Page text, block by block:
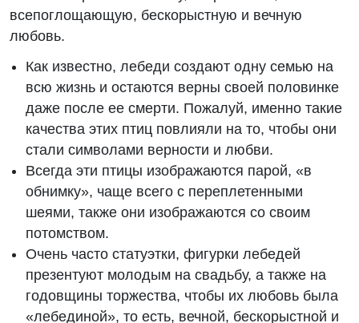
всепоглощающую, бескорыстную и вечную
любовь.
Как известно, лебеди создают одну семью на
всю жизнь и остаются верны своей половинке
даже после ее смерти. Пожалуй, именно такие
качества этих птиц повлияли на то, чтобы они
стали символами верности и любви.
Всегда эти птицы изображаются парой, «в
обнимку», чаще всего с переплетенными
шеями, также они изображаются со своим
потомством.
Очень часто статуэтки, фигурки лебедей
презентуют молодым на свадьбу, а также на
годовщины торжества, чтобы их любовь была
«лебединой», то есть, вечной, бескорыстной и